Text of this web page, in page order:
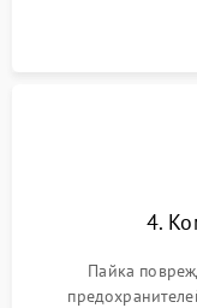
затвора и
4.
Пайка